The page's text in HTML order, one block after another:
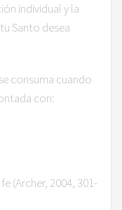
individual y la
Santo desea
consuma cuando
con:
(Archer, 2004, 301-